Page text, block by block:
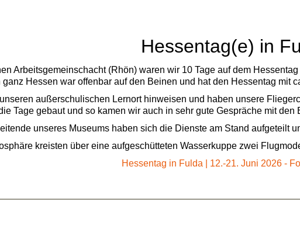
Hessentag(e) in
Arbeitsgemeinschacht (Rhön) waren wir 10 Tage auf dem
Hessen war offenbar auf den Beinen und hat den Hessentag mit
außerschulischen Lernort hinweisen und haben unsere
Tage gebaut und so kamen wir auch in sehr gute Gespräche mit den
unseres Museums haben sich die Dienste am Stand aufgeteilt
kreisten über eine aufgeschütteten Wasserkuppe zwei
Hessentag in Fulda | 12.-21. Juni 2026 -